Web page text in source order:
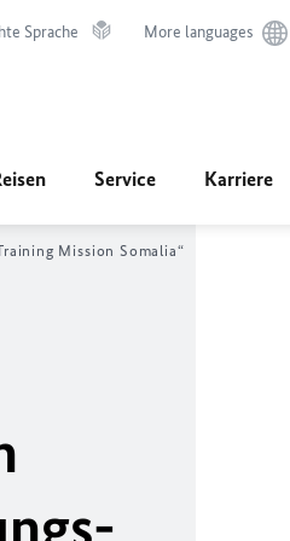
Sprache More languages
Service Karriere
Mission Somalia“